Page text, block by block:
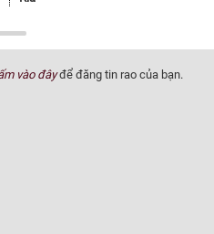
NĂM SẢN XUẤT
Tất cả
XUẤT XỨ
vào đâyđể đăng tin rao của bạn.